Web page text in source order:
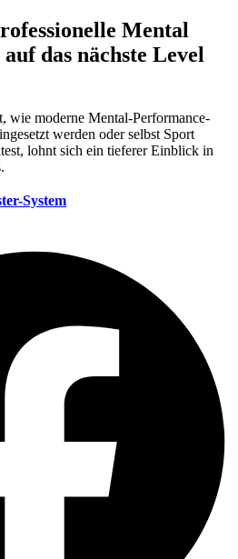
Mental
das nächste Level
wie moderne Mental-Performance-
werden oder selbst Sport
lohnt sich ein tieferer Einblick in
System